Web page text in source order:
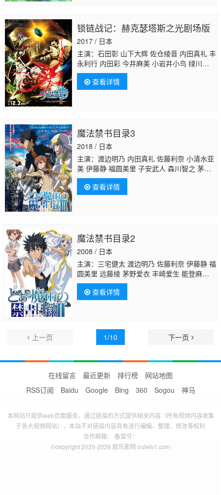
锁链战记：赫克瑟塔斯之光剧场版
2017 / 日本
主演：石田彰 山下大辉 佐仓绫音 内田真礼 丰
永利行 内田彩 今井麻美 小岩井小鸟 绿川
光 柳田淳一 佐藤美由希 日野聪 伊藤美来
原庆久村川梨衣 大坪由佳 沼仓爱美 田泽茉
纯 寺崎裕香 皆口裕子 长谷川芳明 熊谷健太
查看详情
魔法禁书目录3
2018 / 日本
主演：渡边明乃 内田真礼 佐藤利奈 小清水亚
美 伊藤静 福圆美里 子安武人 森川智之 茅野
爱衣 丰崎爱生 能登麻美子 柚木凉香 大塚芳
忠 钉宫理惠 绵贯龙之介 赤崎千夏 东地宏
树 鸟海浩辅 井口裕香 井泽诗织 原由实 川澄
勇气 岸尾大辅 阿澄佳奈 新井里美 佐佐木
望 樱井浩美 洲崎绫 日野聪 山本格 胜杏里 土
井美加 松风雅也 佐久间玲 关俊彦
久冬马由美 阿部敦 仲野
查看详情
魔法禁书目录2
2008 / 日本
主演：三宅健太 渡边明乃 佐藤利奈 伊藤静 福
圆美里 远藤绫 茅野爱衣 丰崎爱生 能登麻美
子 佐佐木启夫 柚木凉香 大塚芳忠 木村雅
史 寿美菜子 钉宫理惠 东地宏树 藤原启治 鸟
海浩辅 井口裕香 川澄绫子 藤村步 甲斐田裕
奈 新井里美 佐佐木望 中田让治 乃村健次 樱
井浩美 日野聪 胜杏里 筱原惠美 佐久间玲 关
靖明 仲野裕 古山贵实子 若本规夫 平松晶
子 松尾大亮
查看详情
上一页 1/10 下一页
在线留言 最近更新 排行榜
网站地图
RSS订阅
Baidu Google Bing 360 Sogou 神马
本网站只提供web页面服务，通过链接的方式提供相关内容（所有视频内容收集
于各大视频网站），本站不对链接内容具有进行编辑、整理、修改等权利
合作邮箱： 备案号：
©copyright 2020-2026 欧乐影院 ouletv1.com